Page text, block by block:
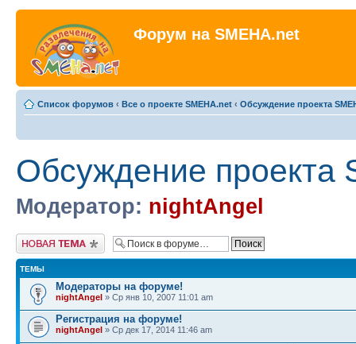
Форум на SMEHA.net
Список форумов ‹ Все о проекте SMEHA.net ‹ Обсуждение проекта
Обсуждение проекта
Модератор: nightAngel
Новая тема
ТЕМЫ
Модераторы на форуме!
nightAngel » Ср янв 10, 2007 11:01 am
Регистрация на форуме!
nightAngel » Ср дек 17, 2014 11:46 am